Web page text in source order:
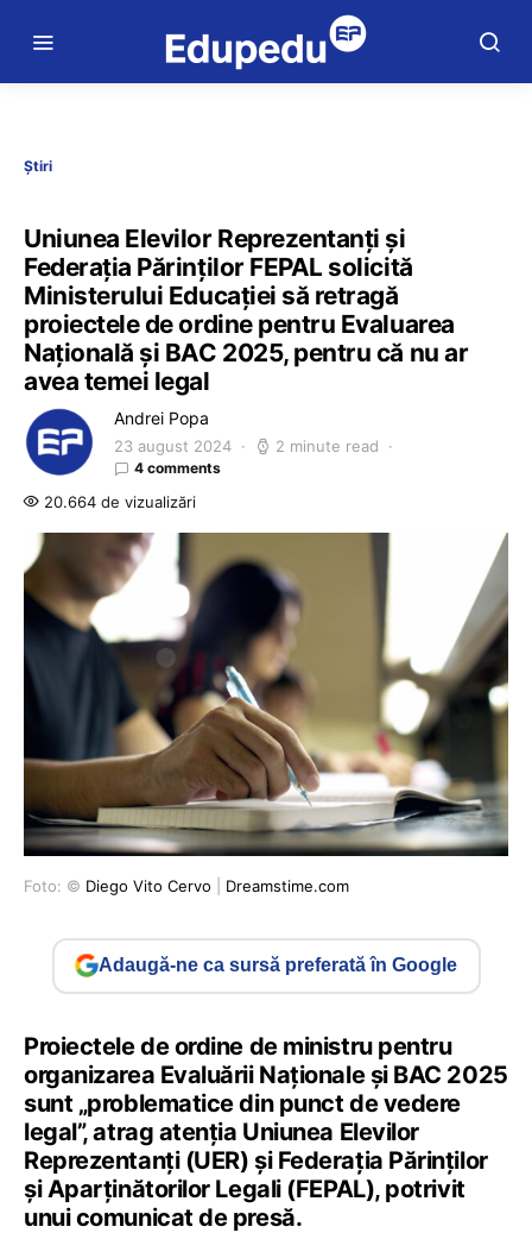
Știri
Uniunea Elevilor Reprezentanți și
Federația Părinților FEPAL solicită
Ministerului Educației să retragă
proiectele de ordine pentru Evaluarea
Națională și BAC 2025, pentru că nu ar
avea temei legal
Andrei Popa
23 august 2024 2 minute read
4 comments
20.664 de vizualizări
Foto: © Diego Vito Cervo Dreamstime.com
Adaugă-ne ca sursă preferată în Google
Proiectele de ordine de ministru pentru
organizarea Evaluării Naționale și BAC 2025
sunt „problematice din punct de vedere
legal”, atrag atenția Uniunea Elevilor
Reprezentanți (UER) și Federația Părinților
și Aparținătorilor Legali (FEPAL), potrivit
unui comunicat de presă.